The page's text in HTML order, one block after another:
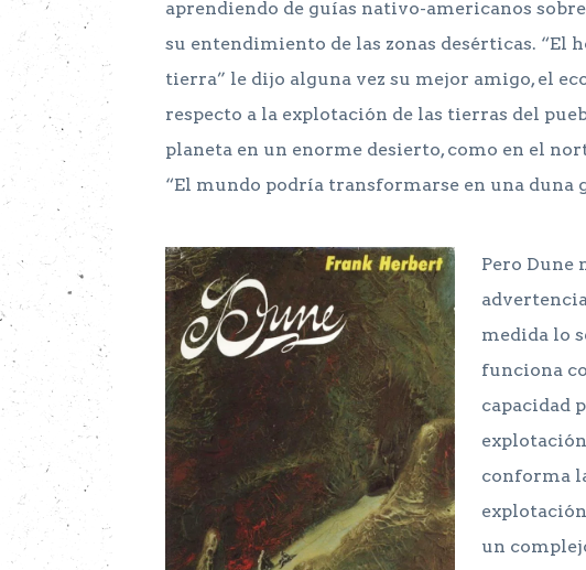
aprendiendo de guías nativo-americanos
su entendimiento de las zonas desérticas. “El
tierra” le dijo alguna vez su mejor amigo, el
respecto a la explotación de las tierras del
planeta en un enorme desierto, como en el
“El mundo podría transformarse en una duna
Pero Dune
medida lo
funciona
capacidad
conforma
un